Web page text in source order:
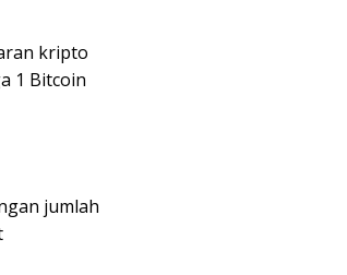
kripto
1 Bitcoin
jumlah